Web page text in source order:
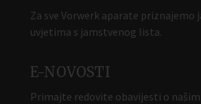
Za sve Vorwerk aparate priznajemo
uvjetima s jamstvenog lista.
E-NOVOSTI
Primajte redovite obavijesti o